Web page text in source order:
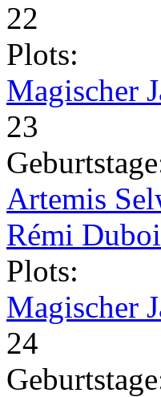
22
Plots:
Magischer
23
Artemis
Rémi
Plots:
Magischer
24